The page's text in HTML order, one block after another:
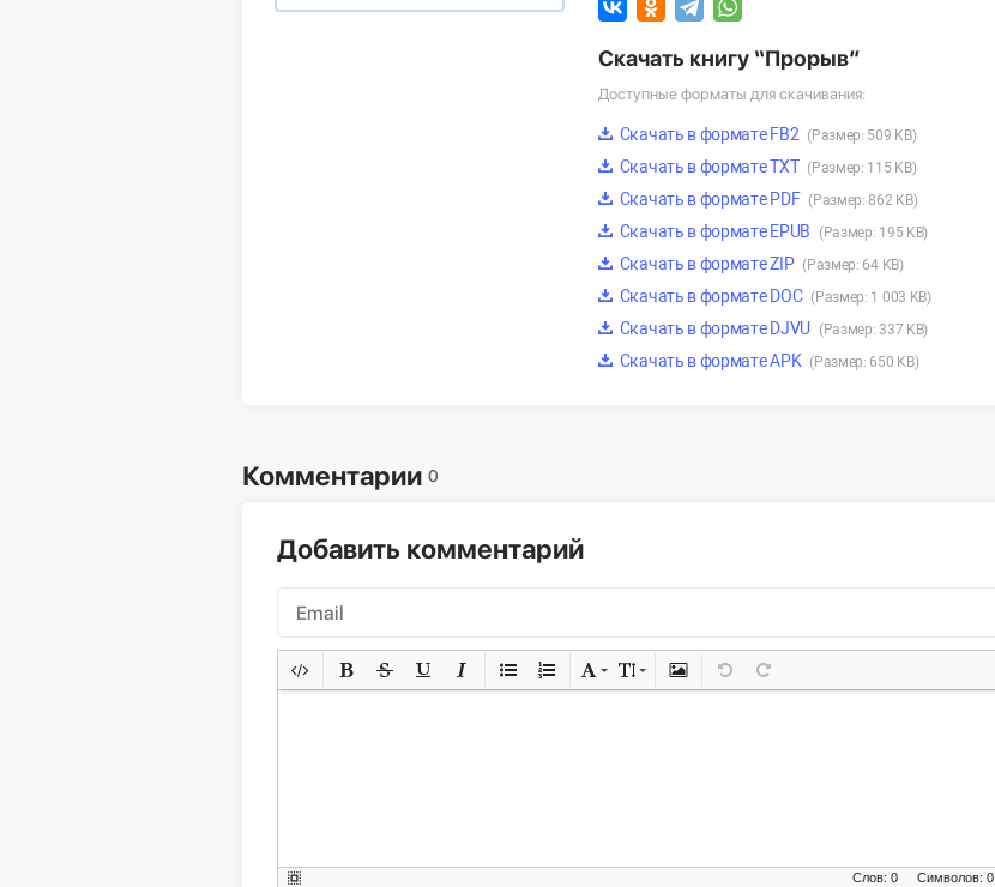
Скачать книгу “Прорыв”
Доступные форматы для скачивания:
Скачать в формате FB2 (Размер: 509 KB)
Скачать в формате TXT (Размер: 115 KB)
Скачать в формате PDF (Размер: 862 KB)
Скачать в формате EPUB (Размер: 195 KB)
Скачать в формате ZIP (Размер: 64 KB)
Скачать в формате DOC (Размер: 1 003 KB)
Скачать в формате DJVU (Размер: 337 KB)
Скачать в формате APK (Размер: 650 KB)
Комментарии 0
Добавить комментарий
Символов: 0
Слов: 0